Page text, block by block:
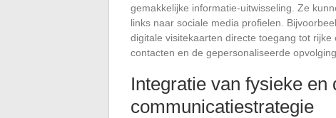
gemakkelijke informatie-uitwisseling. Ze
links naar sociale media profielen.
digitale visitekaarten directe toegang tot
contacten en de gepersonaliseerde
Integratie van fysieke en
communicatiestrategie